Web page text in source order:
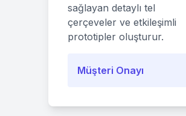
sağlayan detaylı tel
çerçeveler ve etkileşimli
prototipler oluşturur.
Müşteri Onayı